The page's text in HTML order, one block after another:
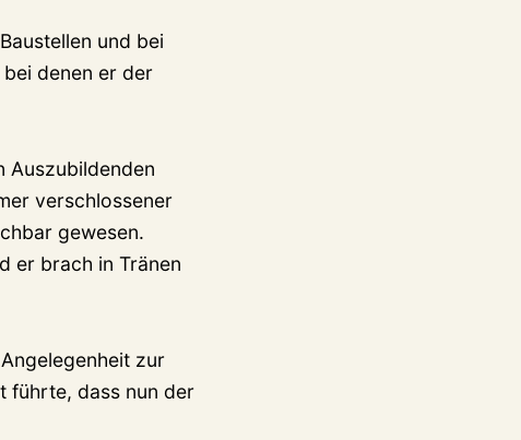
und bei
denen er der
Auszubildenden
verschlossener
gewesen.
er brach in Tränen
zur
führte, dass nun der